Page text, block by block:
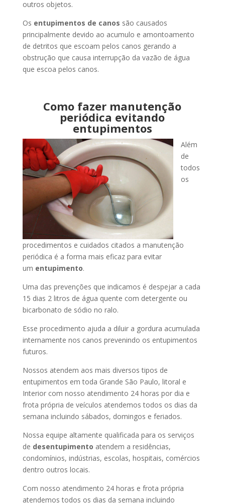
outros objetos.
Os entupimentos de canos são causados
principalmente devido ao acumulo e amontoamento
de detritos que escoam pelos canos gerando a
obstrução que causa interrupção da vazão de água
que escoa pelos canos.
Como fazer manutenção
periódica evitando
entupimentos
Além
de
todos
os
procedimentos e cuidados citados a manutenção
periódica é a forma mais eficaz para evitar
um entupimento.
Uma das prevenções que indicamos é despejar a cada
15 dias 2 litros de água quente com detergente ou
bicarbonato de sódio no ralo.
Esse procedimento ajuda a diluir a gordura acumulada
internamente nos canos prevenindo os entupimentos
futuros.
Nossos atendem aos mais diversos tipos de
entupimentos em toda Grande São Paulo, litoral e
Interior com nosso atendimento 24 horas por dia e
frota própria de veículos atendemos todos os dias da
semana incluindo sábados, domingos e feriados.
Nossa equipe altamente qualificada para os serviços
de desentupimento atendem a residências,
condomínios, indústrias, escolas, hospitais, comércios
dentro outros locais.
Com nosso atendimento 24 horas e frota própria
atendemos todos os dias da semana incluindo